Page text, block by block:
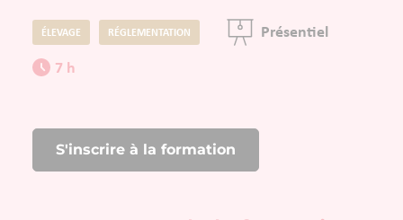
ÉLEVAGE RÉGLEMENTATION Présentiel
7 h
S'inscrire à la formation